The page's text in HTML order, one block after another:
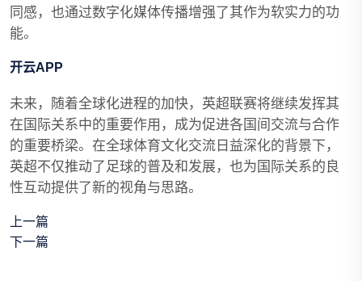
同感，也通过数字化媒体传播增强了其作为软实力的功
能。
开云APP
未来，随着全球化进程的加快，英超联赛将继续发挥其
在国际关系中的重要作用，成为促进各国间交流与合作
的重要桥梁。在全球体育文化交流日益深化的背景下，
英超不仅推动了足球的普及和发展，也为国际关系的良
性互动提供了新的视角与思路。
上一篇
下一篇